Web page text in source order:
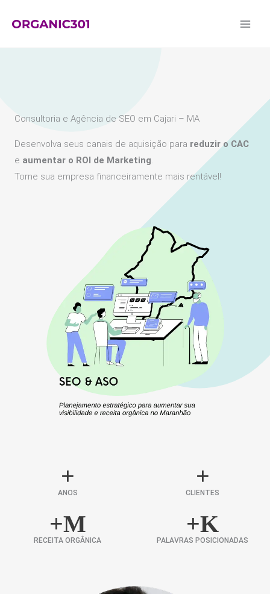
para
Consultoria e Agência de SEO em Cajari – MA
Desenvolva seus canais de aquisição para reduzir o CAC
e aumentar o ROI de Marketing.
Torne sua empresa financeiramente mais rentável!
+
ANOS
+
CLIENTES
+M
RECEITA ORGÂNICA
+K
PALAVRAS POSICIONADAS